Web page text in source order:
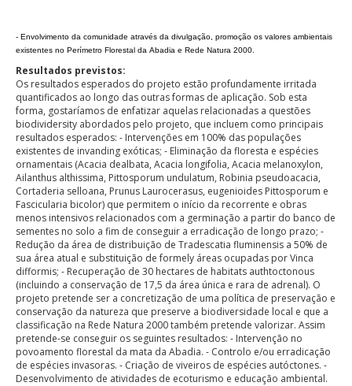
- Envolvimento da comunidade através da divulgação, promoção os valores ambientais
existentes no Perímetro Florestal da Abadia e Rede Natura 2000.
Resultados previstos:
Os resultados esperados do projeto estão profundamente irritada
quantificados ao longo das outras formas de aplicação. Sob esta
forma, gostaríamos de enfatizar aquelas relacionadas a questões
biodividersity abordados pelo projeto, que incluem como principais
resultados esperados: - Intervenções em 100% das populações
existentes de invanding exóticas; - Eliminação da floresta e espécies
ornamentais (Acacia dealbata, Acacia longifolia, Acacia melanoxylon,
Ailanthus althissima, Pittosporum undulatum, Robinia pseudoacacia,
Cortaderia selloana, Prunus Laurocerasus, eugenioides Pittosporum e
Fascicularia bicolor) que permitem o início da recorrente e obras
menos intensivos relacionados com a germinação a partir do banco de
sementes no solo a fim de conseguir a erradicação de longo prazo; -
Redução da área de distribuição de Tradescatia fluminensis a 50% de
sua área atual e substituição de formely áreas ocupadas por Vinca
difformis; - Recuperação de 30 hectares de habitats authtoctonous
(incluindo a conservação de 17,5 da área única e rara de adrenal). O
projeto pretende ser a concretização de uma política de preservação e
conservação da natureza que preserve a biodiversidade local e que a
classificação na Rede Natura 2000 também pretende valorizar. Assim
pretende-se conseguir os seguintes resultados: - Intervenção no
povoamento florestal da mata da Abadia. - Controlo e/ou erradicação
de espécies invasoras. - Criação de viveiros de espécies autóctones. -
Desenvolvimento de atividades de ecoturismo e educação ambiental.